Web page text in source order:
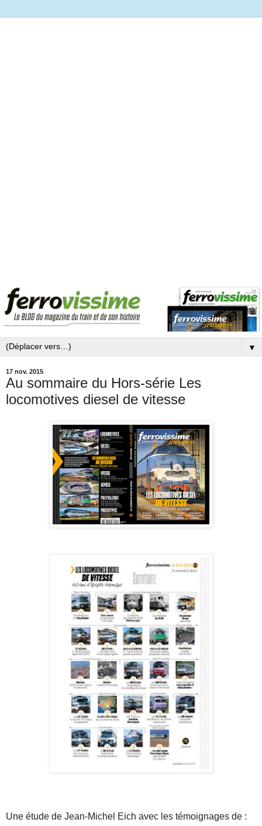
▼
17 nov. 2015
Au sommaire du Hors-série Les
locomotives diesel de vitesse
Une étude de Jean-Michel Eich avec les témoignages de :